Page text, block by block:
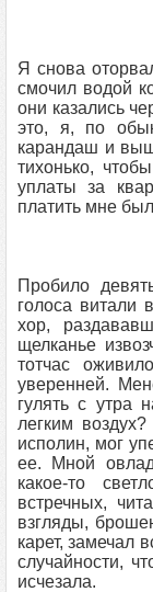
Я снова
смочил водой
они казались
это, я, по
карандаш и
тихонько,
уплаты за
платить мне
Пробило
голоса витали
хор,
щелканье
тотчас
уверенней.
гулять с утра
легким
исполин, мог
ее. Мной
какое-то
встречных,
взгляды,
карет, замечал
случайности,
исчезала.